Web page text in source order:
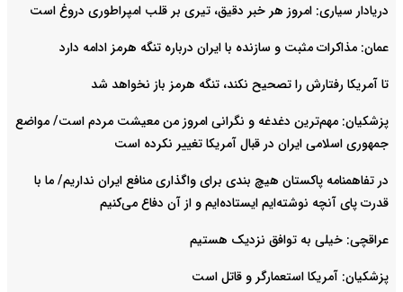
دریادار سیاری: امروز هر خبر دقیق، تیری بر قلب امپراطوری دروغ است
عمان: مذاکرات مثبت و سازنده با ایران درباره تنگه هرمز ادامه دارد
تا آمریکا رفتارش را تصحیح نکند، تنگه هرمز باز نخواهد شد
پزشکیان: مهم‌ترین دغدغه و نگرانی امروز من معیشت مردم است/ مواضع
جمهوری اسلامی ایران در قبال آمریکا تغییر نکرده است
در تفاهمنامه پاکستان هیچ بندی برای واگذاری منافع ایران نداریم/ ما با
قدرت پای آنچه نوشته‌ایم ایستاده‌ایم و از آن دفاع می‌کنیم
عراقچی: خیلی به توافق نزدیک هستیم
پزشکیان: آمریکا استعمارگر و قاتل است